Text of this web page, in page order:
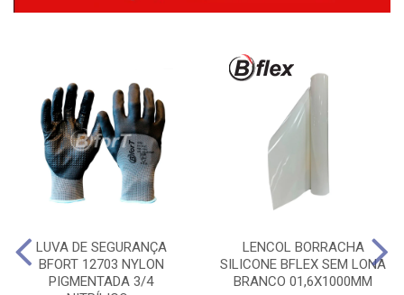
LUVA DE SEGURANÇA
BFORT 12703 NYLON
PIGMENTADA 3/4
LENCOL BORRACHA
SILICONE BFLEX SEM LONA
BRANCO 01,6X1000MM